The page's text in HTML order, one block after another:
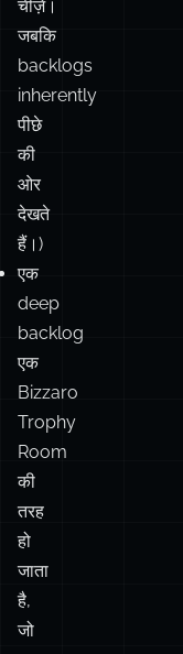
पीछे
की
ओर
देखते
हैं।)
एक
deep
backlog
एक
Bizzaro
Trophy
Room
की
तरह
हो
जाता
है,
जो
उस
shit
को
celebrate